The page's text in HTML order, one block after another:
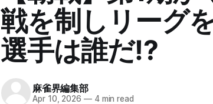
戦を制しリーグ
選手は誰だ⁉
麻雀界編集部
Apr 10, 2026 —4 min read